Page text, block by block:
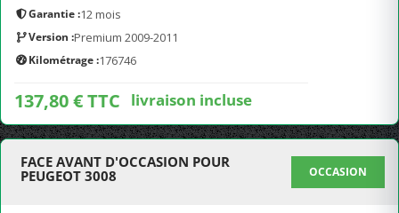
Garantie :12 mois
Version :Premium 2009-2011
Kilométrage :176746
137,80 € TTC livraison incluse
FACE AVANT D'OCCASION POUR
PEUGEOT 3008
OCCASION